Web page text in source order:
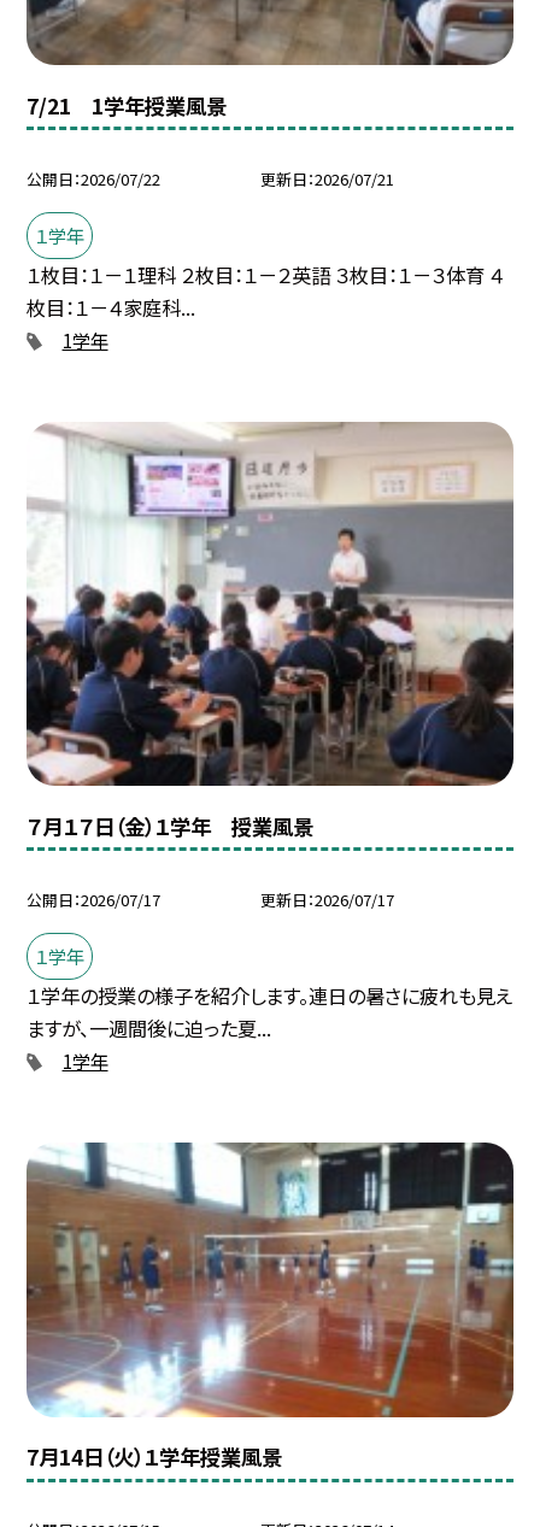
7/21 1学年授業風景
公開日 2026/07/22 更新日 2026/07/21
１学年
１枚目：１－１理科 ２枚目：１－２英語 ３枚目：１－３体育 ４
枚目：１－４家庭科...
1学年
７月１７日（金）１学年 授業風景
公開日 2026/07/17 更新日 2026/07/17
１学年
１学年の授業の様子を紹介します。連日の暑さに疲れも見え
ますが、一週間後に迫った夏...
1学年
7月14日（火）１学年授業風景